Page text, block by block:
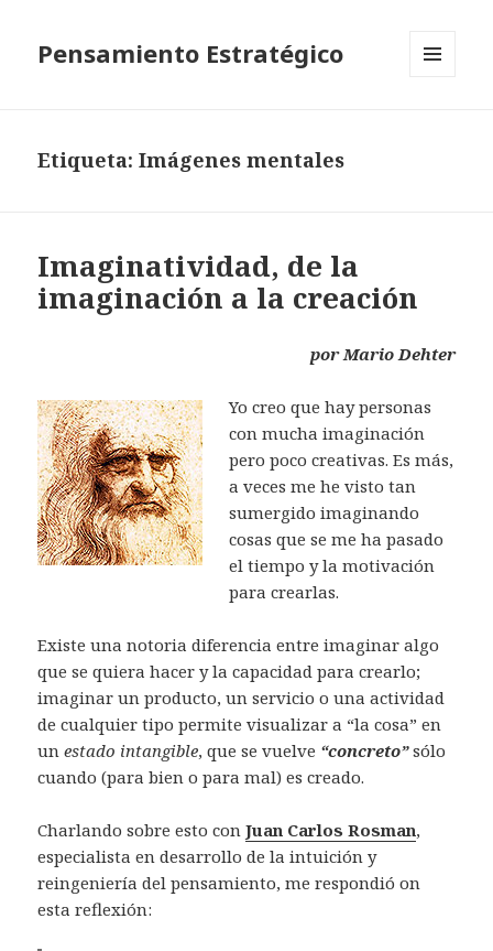
Pensamiento Estratégico
Etiqueta: Imágenes mentales
Imaginatividad, de la
imaginación a la creación
porMario Dehter
Yo creo que hay personas
con mucha imaginación
pero poco creativas. Es más,
a veces me he visto tan
sumergido imaginando
cosas que se me ha pasado
el tiempo y la motivación
para crearlas.
Existe una notoria diferencia entre imaginar algo
que se quiera hacer y la capacidad para crearlo;
imaginar un producto, un servicio o una actividad
de cualquier tipo permite visualizar a “la cosa” en
unestado intangible, que se vuelve “concreto”sólo
cuando (para bien o para mal) es creado.
Charlando sobre esto conJuan Carlos Rosman,
especialista en desarrollo de la intuición y
reingeniería del pensamiento, me respondió on
esta reflexión: